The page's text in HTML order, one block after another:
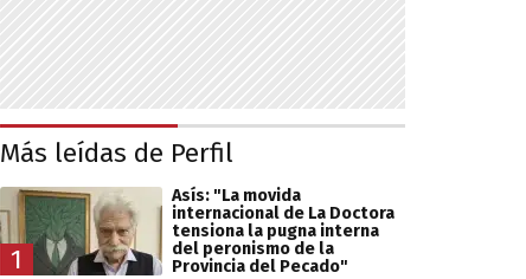
Más leídas de Perfil
1
Asís: "La movida
internacional de La Doctora
tensiona la pugna interna
del peronismo de la
Provincia del Pecado"